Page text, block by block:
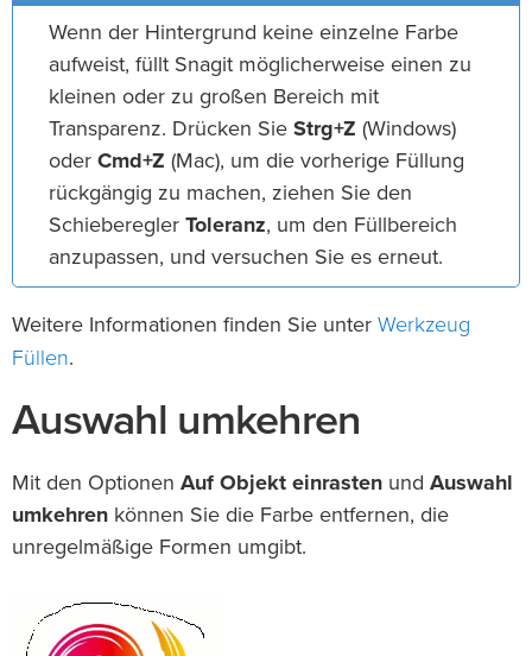
Wenn der Hintergrund keine einzelne Farbe
aufweist, füllt Snagit möglicherweise einen zu
kleinen oder zu großen Bereich mit
Transparenz. Drücken Sie Strg+Z (Windows)
oder Cmd+Z (Mac), um die vorherige Füllung
rückgängig zu machen, ziehen Sie den
Schieberegler Toleranz, um den Füllbereich
anzupassen, und versuchen Sie es erneut.
Weitere Informationen finden Sie unter Werkzeug
Füllen.
Auswahl umkehren
Mit den Optionen Auf Objekt einrasten und Auswahl
umkehren können Sie die Farbe entfernen, die
unregelmäßige Formen umgibt.